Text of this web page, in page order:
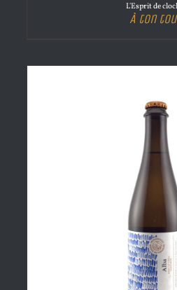
L'Esprit de
À ton